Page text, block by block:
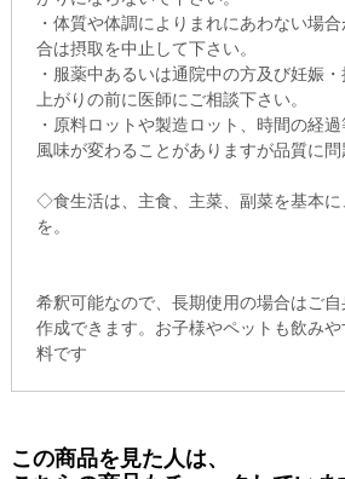
・体質や体調によりまれにあわない場
合は摂取を中止して下さい。
・服薬中あるいは通院中の方及び妊娠
上がりの前に医師にご相談下さい。
・原料ロットや製造ロット、時間の経
風味が変わることがありますが品質に問
◇食生活は、主食、主菜、副菜を基本に
を。
希釈可能なので、長期使用の場合はご
作成できます。お子様やペットも飲み
料です
この商品を見た人は、